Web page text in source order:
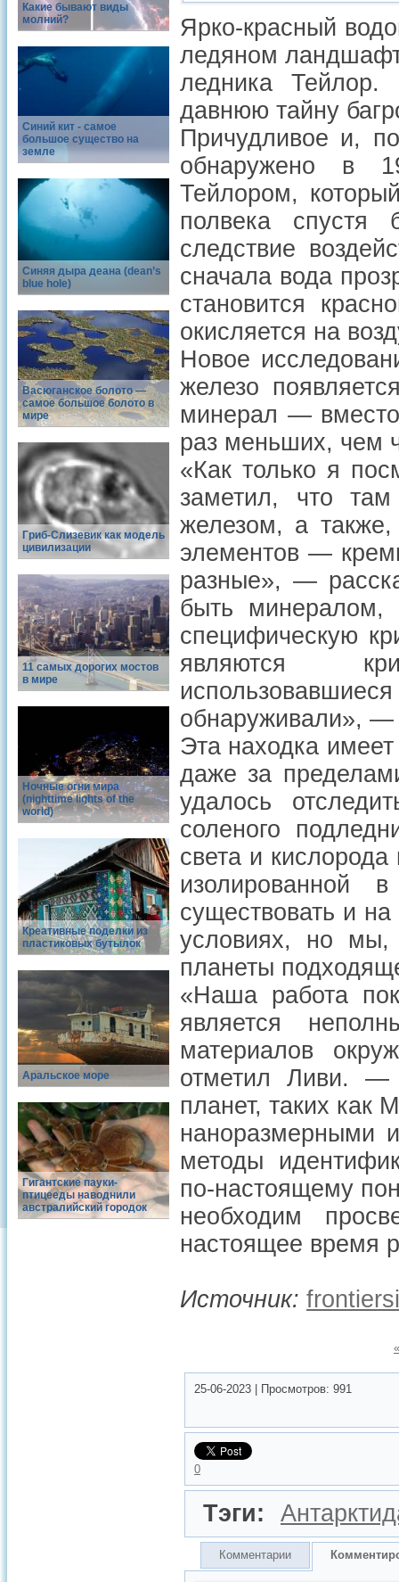
Какие бывают виды
молний?
Синий кит - самое
большое существо на
земле
Синяя дыра деана (dean’s
blue hole)
Васюганское болото —
самое большое болото в
мире
Гриб-Слизевик как модель
цивилизации
11 самых дорогих мостов
в мире
Ночные огни мира
(nighttime lights of the
world)
Креативные поделки из
пластиковых бутылок
Аральское море
Гигантские пауки-
птицееды наводнили
австралийский городок
Ярко-красный
ледяном
ледника Тейлор.
давнюю тайну
Причудливое и,
обнаружено в
Тейлором,
полвека спустя
следствие
сначала вода
становится
окисляется на
Новое
железо
минерал —
раз меньших, чем
«Как только я
заметил, что
железом, а
элементов —
разные», —
быть минералом,
специфическую
являются
обнаруживали», —
Эта находка
даже за
удалось
соленого
света и
изолированной
существовать и
условиях, но мы,
планеты
«Наша работа
является
материалов
отметил Ливи. —
планет, таких как
наноразмерными
методы
по-настоящему
необходим
настоящее время
Источник:
25-06-2023 Просмотров: 991
0
Тэги:
Комментарии